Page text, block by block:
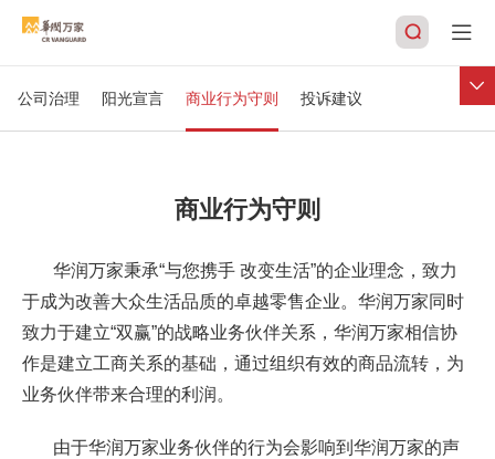
信息公开
公司治理 阳光宣言 商业行为守则 投诉建议
商业行为守则
华润万家秉承“与您携手 改变生活”的企业理念，致力
于成为改善大众生活品质的卓越零售企业。华润万家同时
致力于建立“双赢”的战略业务伙伴关系，华润万家相信协
作是建立工商关系的基础，通过组织有效的商品流转，为
业务伙伴带来合理的利润。
由于华润万家业务伙伴的行为会影响到华润万家的声